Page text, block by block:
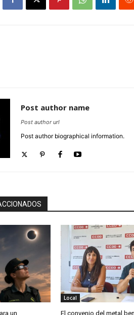
Post author name
Post author url
Post author biographical information.
un
Local
El convenio del metal